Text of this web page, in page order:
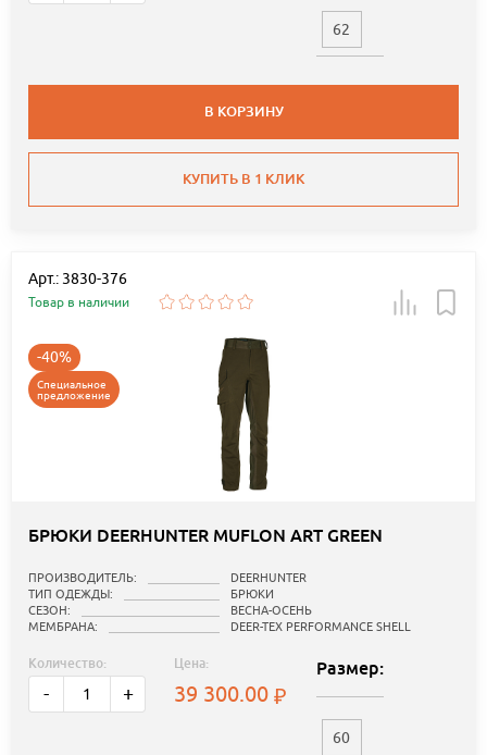
62
В КОРЗИНУ
КУПИТЬ В 1 КЛИК
Арт.: 3830-376
Товар в наличии
-40%
Специальное
предложение
БРЮКИ DEERHUNTER MUFLON ART GREEN
ПРОИЗВОДИТЕЛЬ:
DEERHUNTER
ТИП ОДЕЖДЫ:
БРЮКИ
СЕЗОН:
ВЕСНА-ОСЕНЬ
МЕМБРАНА:
DEER-TEX PERFORMANCE SHELL
Количество:
- +
Цена:
39 300.00
Размер:
60